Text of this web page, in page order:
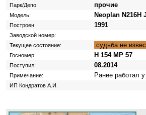
Парк/Депо: прочие
Модель: Neoplan N216H
Построен: 1991
Заводской номер:
Текущее состояние:
судьба не
Госномер: Н 154 МР 57
Поступил: 08.2014
Примечание: Ранее работал у
ИП Кондратов А.И.